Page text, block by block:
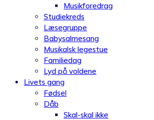
Musikforedrag
Studiekreds
Læsegruppe
Babysalmesang
Musikalsk legestue
Familiedag
Lyd på voldene
Livets gang
Fødsel
Dåb
Skal-skal ikke